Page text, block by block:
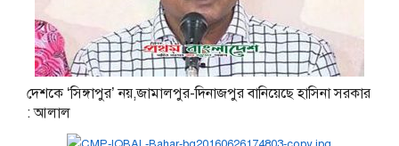
দেশকে ‘সিঙ্গাপুর’ নয়,জামালপুর-দিনাজপুর বানিয়েছে হাসিনা সরকার
: আলাল